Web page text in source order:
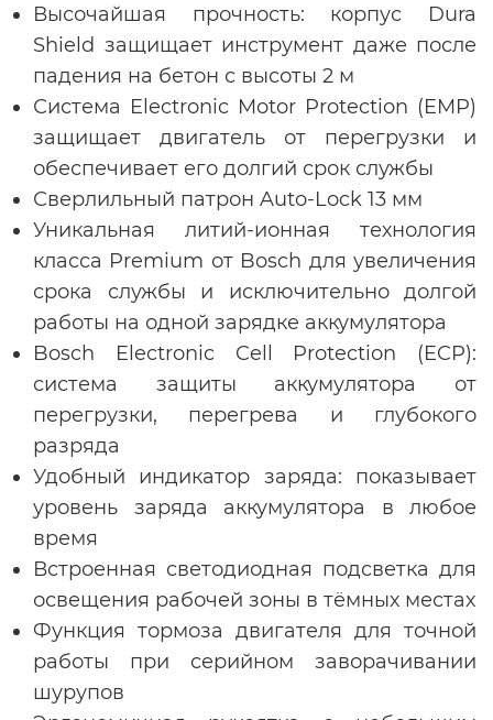
Высочайшая прочность: корпус Dura
Shield защищает инструмент даже после
падения на бетон с высоты 2 м
Система Electronic Motor Protection (EMP)
защищает двигатель от перегрузки и
обеспечивает его долгий срок службы
Сверлильный патрон Auto-Lock 13 мм
Уникальная литий-ионная технология
класса Premium от Bosch для увеличения
срока службы и исключительно долгой
работы на одной зарядке аккумулятора
Bosch Electronic Cell Protection (ECP):
система защиты аккумулятора от
перегрузки, перегрева и глубокого
разряда
Удобный индикатор заряда: показывает
уровень заряда аккумулятора в любое
время
Встроенная светодиодная подсветка для
освещения рабочей зоны в тёмных местах
Функция тормоза двигателя для точной
работы при серийном заворачивании
шурупов